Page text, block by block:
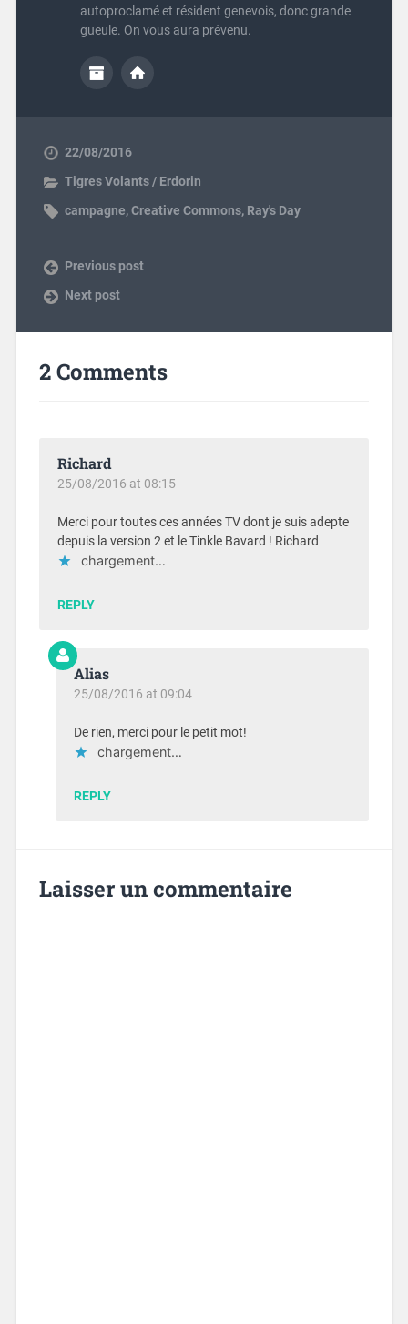
autoproclamé et résident genevois, donc grande
gueule. On vous aura prévenu.
22/08/2016
Tigres Volants / Erdorin
campagne,Creative Commons, Ray's Day
Previous post
Next post
2 Comments
Richard
25/08/2016 at 08:15
Merci pour toutes ces années TV dont je suis adepte
depuis la version 2 et le Tinkle Bavard ! Richard
chargement…
REPLY
Alias
25/08/2016 at 09:04
De rien, merci pour le petit mot!
chargement…
REPLY
Laisser un commentaire